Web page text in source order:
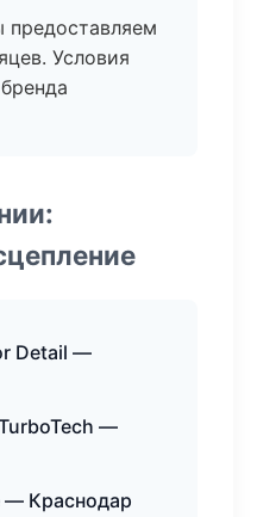
предоставляем
Условия
Detail —
—
— Краснодар